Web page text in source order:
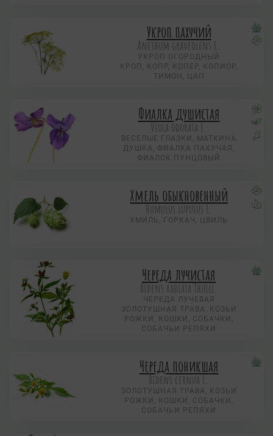
Укроп пахучий
Anethum graveolens L.
УКРОП ОГОРОДНЫЙ
КРОП, КОПР, КОПЕР, КОПИОР,
ТИМОН, ЦАП
Фиалка душистая
Viola odorata L.
ВЕСЕЛЫЕ ГЛАЗКИ, МАТКИНА
ДУШКА, ФИАЛКА ПАХУЧАЯ,
ФИАЛОК ПУНЦОВЫЙ
Хмель обыкновенный
Humulus lupulus L.
ХМИЛЬ, ГОРКАЧ, ЦВИЛЬ
Череда лучистая
Bidens radiata Thuill.
ЧЕРЕДА ЛУЧЕВАЯ
ЗОЛОТУШНАЯ ТРАВА, КОЗЬИ
РОЖКИ, КОШКИ, СОБАЧКИ,
СОБАЧЬИ РЕПЯХИ
Череда поникшая
Bidens cernua L.
ЗОЛОТУШНАЯ ТРАВА, КОЗЬИ
РОЖКИ, КОШКИ, СОБАЧКИ,
СОБАЧЬИ РЕПЯХИ